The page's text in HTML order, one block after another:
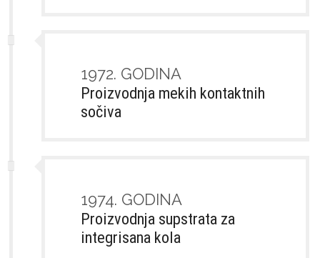
1972. GODINA
Proizvodnja mekih kontaktnih
sočiva
1974. GODINA
Proizvodnja supstrata za
integrisana kola